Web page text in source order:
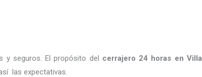
y seguros. El propósito del cerrajero 24 horas en Villa
las expectativas.